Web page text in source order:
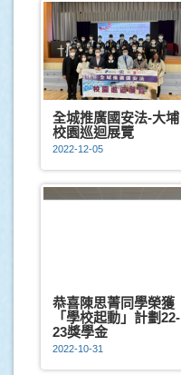
全城推廣國安法-大埔
校園巡迴展覽
2022-12-05
恭喜陳思菁同學榮獲
「學校起動」計劃22-
23獎學金
2022-10-31